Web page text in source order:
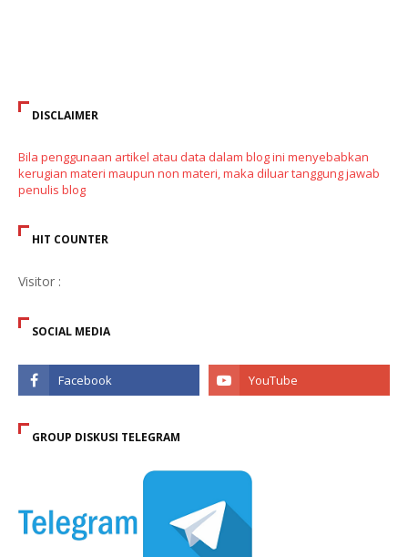
DISCLAIMER
Bila penggunaan artikel atau data dalam blog ini menyebabkan
kerugian materi maupun non materi, maka diluar tanggung jawab
penulis blog
HIT COUNTER
Visitor :
SOCIAL MEDIA
GROUP DISKUSI TELEGRAM